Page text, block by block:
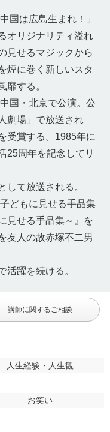
国は広島生まれ！」
オリジナリティ溢れ
見せるマジックから
煙に巻く新しいスタ
靡する。
国・北京で公演。公
劇場」で放送され
受賞する。1985年に
25周年を記念してリ
して放送される。
どもに見せる手品集
見せる手品集～』を
友人の故赤塚不二男
活躍を続ける。
講師に関するご相談
人生経験・人生観
お笑い